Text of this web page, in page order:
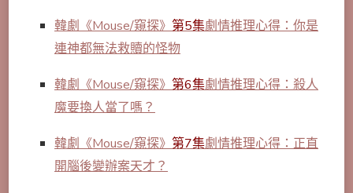
韓劇《Mouse/窺探》 第5集劇情推理心得：你是
連神都無法救贖的怪物
韓劇《Mouse/窺探》 第6集劇情推理心得：殺人
魔要換人當了嗎？
韓劇《Mouse/窺探》 第7集劇情推理心得：正直
開腦後變辦案天才？